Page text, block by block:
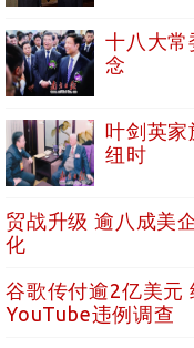
十八大常
念
叶剑英家
纽时
贸战升级 逾八成美
化
谷歌传付逾2亿美元
YouTube违例调查